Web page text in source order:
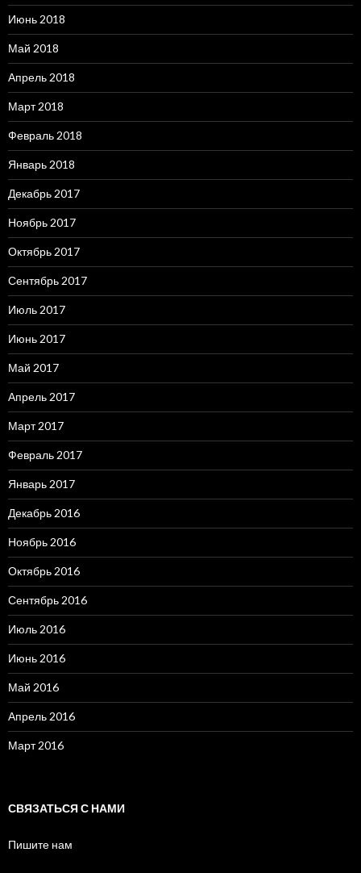
Июнь 2018
Май 2018
Апрель 2018
Март 2018
Февраль 2018
Январь 2018
Декабрь 2017
Ноябрь 2017
Октябрь 2017
Сентябрь 2017
Июль 2017
Июнь 2017
Май 2017
Апрель 2017
Март 2017
Февраль 2017
Январь 2017
Декабрь 2016
Ноябрь 2016
Октябрь 2016
Сентябрь 2016
Июль 2016
Июнь 2016
Май 2016
Апрель 2016
Март 2016
СВЯЗАТЬСЯ С НАМИ
Пишите нам